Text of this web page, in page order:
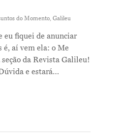
do Momento, Galileu
eu fiquei de anunciar
é, aí vem ela: o Me
da Revista Galileu!
e estará…
Newsletter